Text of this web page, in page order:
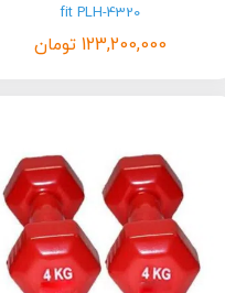
fit PLH-4320
123,200,000 تومان